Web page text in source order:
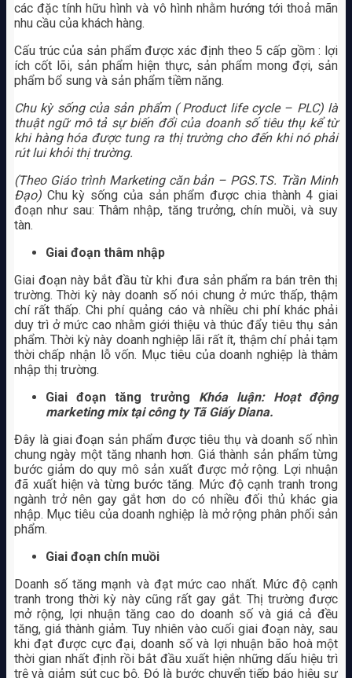
các đặc tính hữu hình và vô hình nhằm hướng tới thoả mãn
nhu cầu của khách hàng.
Cấu trúc của sản phẩm được xác định theo 5 cấp gồm : lợi
ích cốt lõi, sản phẩm hiện thực, sản phẩm mong đợi, sản
phẩm bổ sung và sản phẩm tiềm năng.
Chu kỳ sống của sản phẩm ( Product life cycle – PLC) là
thuật ngữ mô tả sự biến đổi của doanh số tiêu thụ kể từ
khi hàng hóa được tung ra thị trường cho đến khi nó phải
rút lui khỏi thị trường.
(Theo Giáo trình Marketing căn bản – PGS.TS. Trần Minh
Đạo) Chu kỳ sống của sản phẩm được chia thành 4 giai
đoạn như sau: Thâm nhập, tăng trưởng, chín muồi, và suy
tàn.
Giai đoạn thâm nhập
Giai đoạn này bắt đầu từ khi đưa sản phẩm ra bán trên thị
trường. Thời kỳ này doanh số nói chung ở mức thấp, thậm
chí rất thấp. Chi phí quảng cáo và nhiều chi phí khác phải
duy trì ở mức cao nhằm giới thiệu và thúc đẩy tiêu thụ sản
phẩm. Thời kỳ này doanh nghiệp lãi rất ít, thậm chí phải tạm
thời chấp nhận lỗ vốn. Mục tiêu của doanh nghiệp là thâm
nhập thị trường.
Giai đoạn tăng trưởng Khóa luận: Hoạt động
marketing mix tại công ty Tã Giấy Diana.
Đây là giai đoạn sản phẩm được tiêu thụ và doanh số nhìn
chung ngày một tăng nhanh hơn. Giá thành sản phẩm từng
bước giảm do quy mô sản xuất được mở rộng. Lợi nhuận
đã xuất hiện và từng bước tăng. Mức độ cạnh tranh trong
ngành trở nên gay gắt hơn do có nhiều đối thủ khác gia
nhập. Mục tiêu của doanh nghiệp là mở rộng phân phối sản
phẩm.
Giai đoạn chín muồi
Doanh số tăng mạnh và đạt mức cao nhất. Mức độ cạnh
tranh trong thời kỳ này cũng rất gay gắt. Thị trường được
mở rộng, lợi nhuận tăng cao do doanh số và giá cả đều
tăng, giá thành giảm. Tuy nhiên vào cuối giai đoạn này, sau
khi đạt được cực đại, doanh số và lợi nhuận bão hoà một
thời gian nhất định rồi bắt đầu xuất hiện những dấu hiệu trì
trệ và giảm sút cục bộ. Đó là bước chuyển tiếp báo hiệu sự